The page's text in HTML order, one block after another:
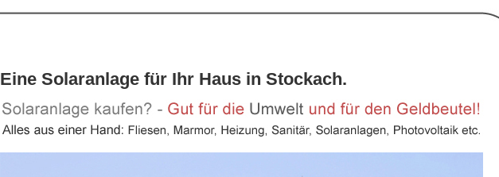
Eine Solaranlage für Ihr Haus in Stockach.